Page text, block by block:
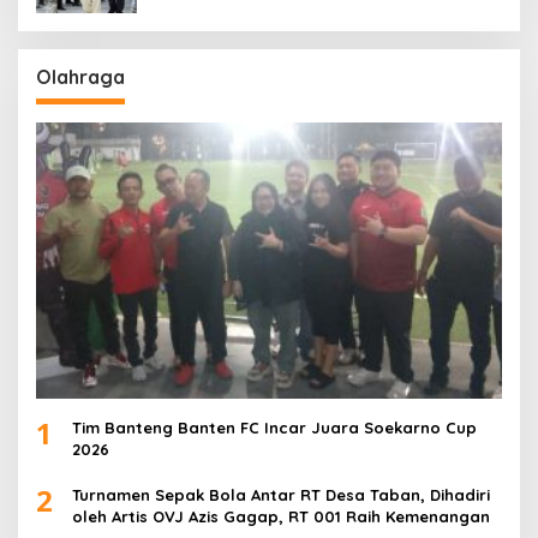
Olahraga
1
Tim Banteng Banten FC Incar Juara Soekarno Cup
2026
2
Turnamen Sepak Bola Antar RT Desa Taban, Dihadiri
oleh Artis OVJ Azis Gagap, RT 001 Raih Kemenangan